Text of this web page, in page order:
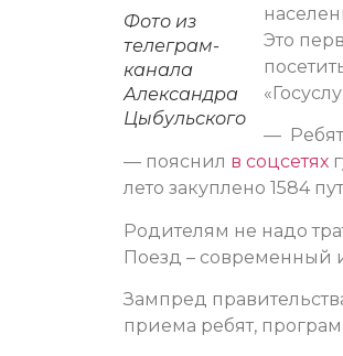
Фото из
телеграм-
канала
Александра
Цыбульского
Это
—
— пояснил в соцсетях
лето закуплено 1584
Родителям не надо
Поезд – современный
Зампред
приема ребят,